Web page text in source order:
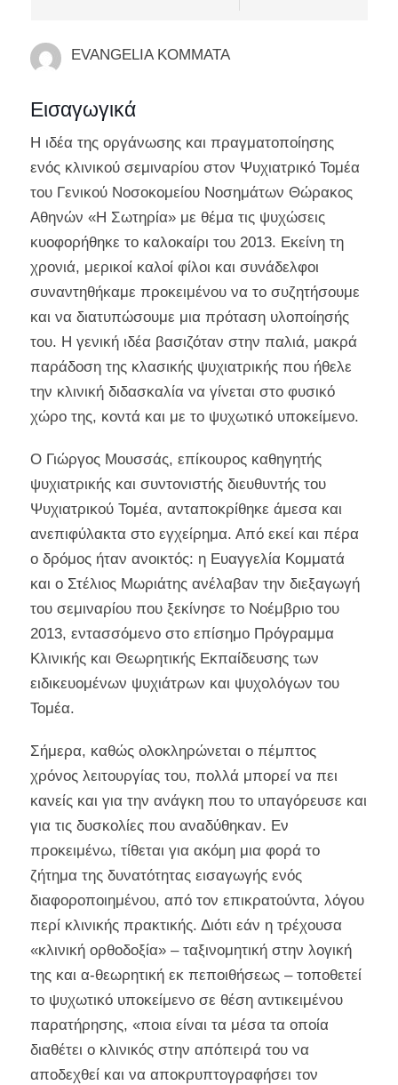
EVANGELIA KOMMATA
Εισαγωγικά
Η ιδέα της οργάνωσης και πραγματοποίησης
ενός κλινικού σεμιναρίου στον Ψυχιατρικό Τομέα
του Γενικού Νοσοκομείου Νοσημάτων Θώρακος
Αθηνών «Η Σωτηρία» με θέμα τις ψυχώσεις
κυοφορήθηκε το καλοκαίρι του 2013. Εκείνη τη
χρονιά, μερικοί καλοί φίλοι και συνάδελφοι
συναντηθήκαμε προκειμένου να το συζητήσουμε
και να διατυπώσουμε μια πρόταση υλοποίησής
του. Η γενική ιδέα βασιζόταν στην παλιά, μακρά
παράδοση της κλασικής ψυχιατρικής που ήθελε
την κλινική διδασκαλία να γίνεται στο φυσικό
χώρο της, κοντά και με το ψυχωτικό υποκείμενο.
Ο Γιώργος Μουσσάς, επίκουρος καθηγητής
ψυχιατρικής και συντονιστής διευθυντής του
Ψυχιατρικού Τομέα, ανταποκρίθηκε άμεσα και
ανεπιφύλακτα στο εγχείρημα. Από εκεί και πέρα
ο δρόμος ήταν ανοικτός: η Ευαγγελία Κομματά
και ο Στέλιος Μωριάτης ανέλαβαν την διεξαγωγή
του σεμιναρίου που ξεκίνησε το Νοέμβριο του
2013, εντασσόμενο στο επίσημο Πρόγραμμα
Κλινικής και Θεωρητικής Εκπαίδευσης των
ειδικευομένων ψυχιάτρων και ψυχολόγων του
Τομέα.
Σήμερα, καθώς ολοκληρώνεται ο πέμπτος
χρόνος λειτουργίας του, πολλά μπορεί να πει
κανείς και για την ανάγκη που το υπαγόρευσε και
για τις δυσκολίες που αναδύθηκαν. Εν
προκειμένω, τίθεται για ακόμη μια φορά το
ζήτημα της δυνατότητας εισαγωγής ενός
διαφοροποιημένου, από τον επικρατούντα, λόγου
περί κλινικής πρακτικής. Διότι εάν η τρέχουσα
«κλινική ορθοδοξία» – ταξινομητική στην λογική
της και α-θεωρητική εκ πεποιθήσεως – τοποθετεί
το ψυχωτικό υποκείμενο σε θέση αντικειμένου
παρατήρησης, «ποια είναι τα μέσα τα οποία
διαθέτει ο κλινικός στην απόπειρά του να
αποδεχθεί και να αποκρυπτογραφήσει τον